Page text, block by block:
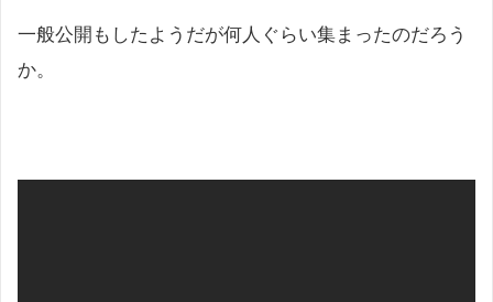
一般公開もしたようだが何人ぐらい集まったのだろう
か。